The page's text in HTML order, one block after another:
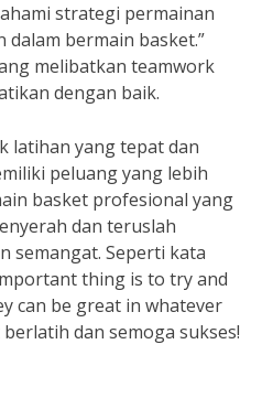
strategi permainan
bermain basket.”
melibatkan teamwork
dengan baik.
latihan yang tepat dan
peluang yang lebih
basket profesional yang
dan teruslah
semangat. Seperti kata
thing is to try and
can be great in whatever
dan semoga sukses!